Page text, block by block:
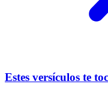
Estes versículos te